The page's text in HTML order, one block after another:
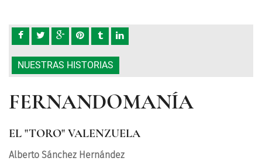
NUESTRAS HISTORIAS
FERNANDOMANÍA
EL "TORO" VALENZUELA
Alberto Sánchez Hernández